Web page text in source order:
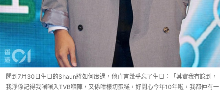
問到7月30日生日的Shaun將如何度過，他直言幾乎忘了生日：「其實我冇諗到，
我淨係記得我啱啱入TVB嗰陣，又係咁樣切蛋糕，好開心今年10年啦，我都仲有一